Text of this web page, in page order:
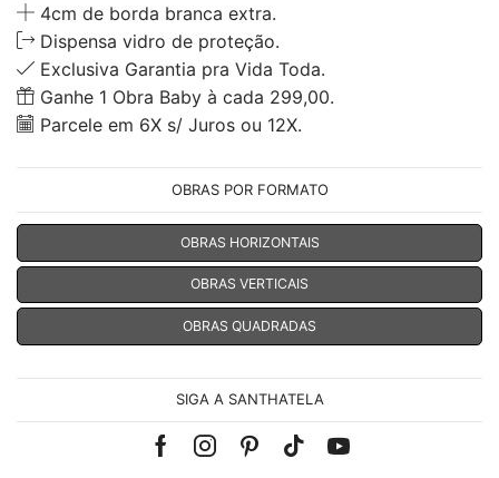
4cm de borda branca extra.
Dispensa vidro de proteção.
Exclusiva Garantia pra Vida Toda.
Ganhe 1 Obra Baby à cada 299,00.
Parcele em 6X s/ Juros ou 12X.
OBRAS POR FORMATO
OBRAS HORIZONTAIS
OBRAS VERTICAIS
OBRAS QUADRADAS
SIGA A SANTHATELA
Facebook
Instagram
Pinterest
Tik-Youtube